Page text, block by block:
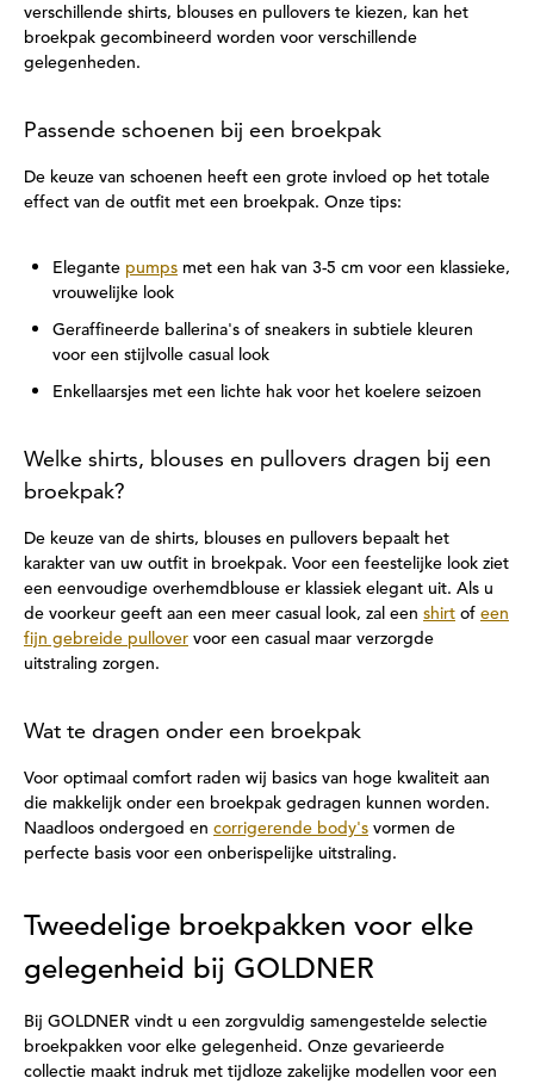
verschillende shirts, blouses en pullovers te kiezen, kan het
broekpak gecombineerd worden voor verschillende
gelegenheden.
Passende schoenen bij een broekpak
De keuze van schoenen heeft een grote invloed op het totale
effect van de outfit met een broekpak. Onze tips:
Elegante pumps met een hak van 3-5 cm voor een klassieke,
vrouwelijke look
Geraffineerde ballerina's of sneakers in subtiele kleuren
voor een stijlvolle casual look
Enkellaarsjes met een lichte hak voor het koelere seizoen
Welke shirts, blouses en pullovers dragen bij een
broekpak?
De keuze van de shirts, blouses en pullovers bepaalt het
karakter van uw outfit in broekpak. Voor een feestelijke look ziet
een eenvoudige overhemdblouse er klassiek elegant uit. Als u
de voorkeur geeft aan een meer casual look, zal een shirt of een
fijn gebreide pullover voor een casual maar verzorgde
uitstraling zorgen.
Wat te dragen onder een broekpak
Voor optimaal comfort raden wij basics van hoge kwaliteit aan
die makkelijk onder een broekpak gedragen kunnen worden.
Naadloos ondergoed en corrigerende body's vormen de
perfecte basis voor een onberispelijke uitstraling.
Tweedelige broekpakken voor elke
gelegenheid bij GOLDNER
Bij GOLDNER vindt u een zorgvuldig samengestelde selectie
broekpakken voor elke gelegenheid. Onze gevarieerde
collectie maakt indruk met tijdloze zakelijke modellen voor een